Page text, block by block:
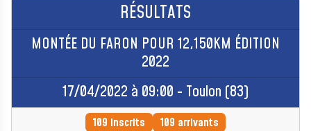
RÉSULTATS
MONTÉE DU FARON POUR 12,150KM ÉDITION
2022
17/04/2022 à 09:00 - Toulon (83)
109 inscrits 109 arrivants